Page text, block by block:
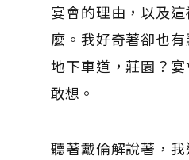
宴會的理由，以及
麼。我好奇著卻也
地下車道，莊園？
敢想。
聽著戴倫解說著，